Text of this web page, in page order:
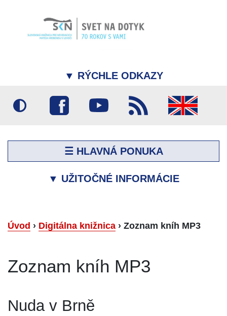
▼ RÝCHLE ODKAZY
☰ HLAVNÁ PONUKA
▼ UŽITOČNÉ INFORMÁCIE
Úvod › Digitálna knižnica › Zoznam kníh MP3
Zoznam kníh MP3
Nuda v Brně